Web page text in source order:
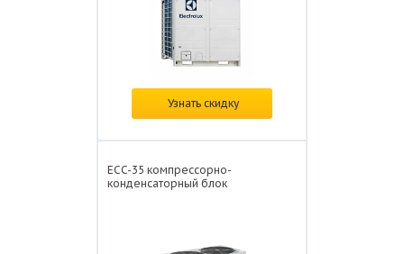
605 127 ₽/
Узнать скидку
ECC-35 компрессорно-
конденсаторный блок